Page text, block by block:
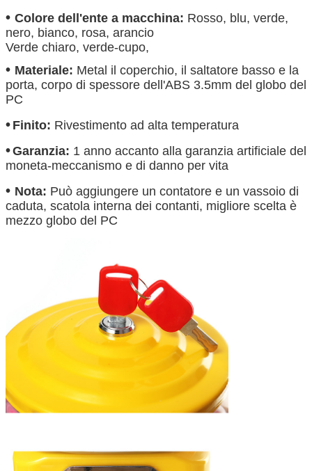
• Colore dell'ente a macchina: Rosso, blu, verde,
nero, bianco, rosa, arancio
Verde chiaro, verde-cupo,
• Materiale: Metal il coperchio, il saltatore basso e la
porta, corpo di spessore dell'ABS 3.5mm del globo del
PC
• Finito: Rivestimento ad alta temperatura
•Garanzia: 1 anno accanto alla garanzia artificiale del
moneta-meccanismo e di danno per vita
• Nota: Può aggiungere un contatore e un vassoio di
caduta, scatola interna dei contanti, migliore scelta è
mezzo globo del PC